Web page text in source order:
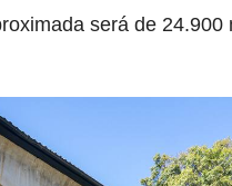
será de 24.900